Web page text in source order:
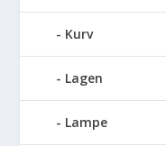
Kurv
Lagen
Lampe